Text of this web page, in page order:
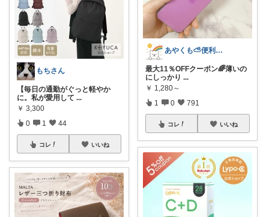
もちさん
【毎日の通勤がぐっと軽やか
に。私が愛用して ...
￥ 3,300
0 1 44
コレ いいね
あやくも⛅便利なもの、おしゃれなもの
最大11％OFFクーポン🌈薄いの
にしっかり ...
￥ 1,280～
1 0 791
コレ いいね